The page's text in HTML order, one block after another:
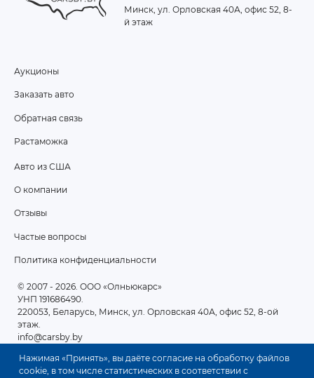
Нажимая «Принять», вы даёте согласие на обработку файлов
cookie, в том числе статистических в соответствии с
Минск, ул. Орловская 40А, офис 52, 8-
й этаж
Аукционы
Заказать авто
Обратная связь
Растаможка
2
Авто из США
О компании
Отзывы
Частые вопросы
Политика конфиденциальности
© 2007 - 2026. ООО «Олньюкарс»
УНП 191686490.
220053, Беларусь, Минск, ул. Орловская 40А, офис 52, 8-ой
этаж.
info@carsby.by